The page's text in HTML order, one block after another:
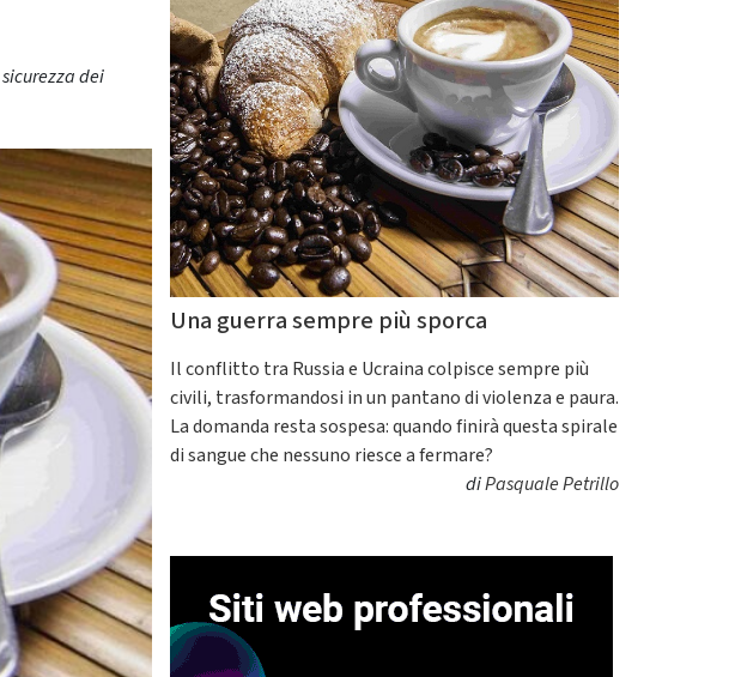
dei
Una guerra sempre più sporca
Il conflitto tra Russia e Ucraina colpisce sempre più
civili, trasformandosi in un pantano di violenza e paura.
La domanda resta sospesa: quando finirà questa spirale
di sangue che nessuno riesce a fermare?
diPasquale Petrillo